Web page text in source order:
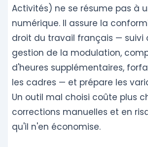
Activités) ne se résume pas à
numérique. Il assure la
droit du travail français — suivi
gestion de la modulation,
d'heures supplémentaires,
les cadres — et prépare les
Un outil mal choisi coûte plus
corrections manuelles et en
qu'il n'en économise.